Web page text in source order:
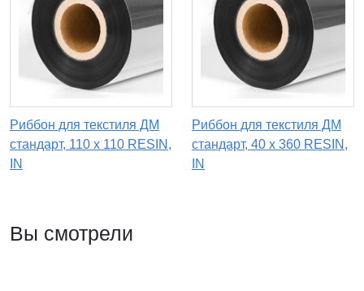
Риббон для текстиля ДМ
стандарт, 110 x 110 RESIN,
IN
Риббон для текстиля ДМ
стандарт, 40 х 360 RESIN,
IN
Вы смотрели